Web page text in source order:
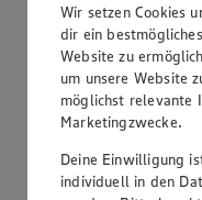
Backshop/Bäckerei
Knusprige
Backwaren und
unserer Bäckerei.
Wir setzen Cookies
dir ein
Website zu
um unsere Website
möglichst relevante
Marketingzwecke.
Deine Einwilligung
individuell in den